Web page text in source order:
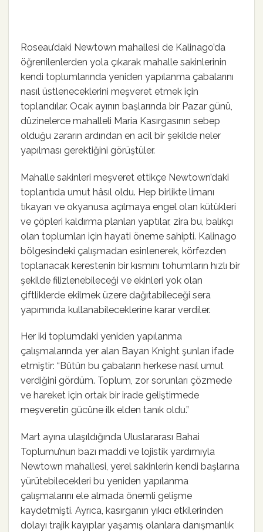
Roseau’daki Newtown mahallesi de Kalinago’da
öğrenilenlerden yola çıkarak mahalle sakinlerinin
kendi toplumlarında yeniden yapılanma çabalarını
nasıl üstleneceklerini meşveret etmek için
toplandılar. Ocak ayının başlarında bir Pazar günü,
düzinelerce mahalleli Maria Kasırgasının sebep
olduğu zararın ardından en acil bir şekilde neler
yapılması gerektiğini görüştüler.
Mahalle sakinleri meşveret ettikçe Newtown’daki
toplantıda umut hâsıl oldu. Hep birlikte limanı
tıkayan ve okyanusa açılmaya engel olan kütükleri
ve çöpleri kaldırma planları yaptılar, zira bu, balıkçı
olan toplumları için hayati öneme sahipti. Kalinago
bölgesindeki çalışmadan esinlenerek, körfezden
toplanacak kerestenin bir kısmını tohumların hızlı bir
şekilde filizlenebileceği ve ekinleri yok olan
çiftliklerde ekilmek üzere dağıtabileceği sera
yapımında kullanabileceklerine karar verdiler.
Her iki toplumdaki yeniden yapılanma
çalışmalarında yer alan Bayan Knight şunları ifade
etmiştir: “Bütün bu çabaların herkese nasıl umut
verdiğini gördüm. Toplum, zor sorunları çözmede
ve hareket için ortak bir irade geliştirmede
meşveretin gücüne ilk elden tanık oldu.”
Mart ayına ulaşıldığında Uluslararası Bahai
Toplumu’nun bazı maddi ve lojistik yardımıyla
Newtown mahallesi, yerel sakinlerin kendi başlarına
yürütebilecekleri bu yeniden yapılanma
çalışmalarını ele almada önemli gelişme
kaydetmişti. Ayrıca, kasırganın yıkıcı etkilerinden
dolayı trajik kayıplar yaşamış olanlara danışmanlık